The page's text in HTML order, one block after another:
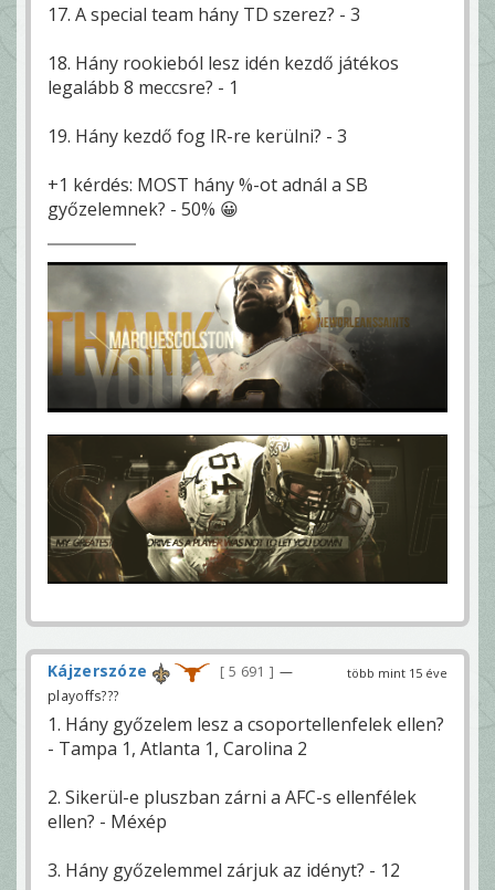
17. A special team hány TD szerez? - 3
18. Hány rookieból lesz idén kezdő játékos
legalább 8 meccsre? - 1
19. Hány kezdő fog IR-re kerülni? - 3
+1 kérdés: MOST hány %-ot adnál a SB
győzelemnek? - 50% 😀
több mint 15 éve
Kájzerszóze 5 691
—
playoffs???
1. Hány győzelem lesz a csoportellenfelek ellen?
- Tampa 1, Atlanta 1, Carolina 2
2. Sikerül-e pluszban zárni a AFC-s ellenfélek
ellen? - Méxép
3. Hány győzelemmel zárjuk az idényt? - 12